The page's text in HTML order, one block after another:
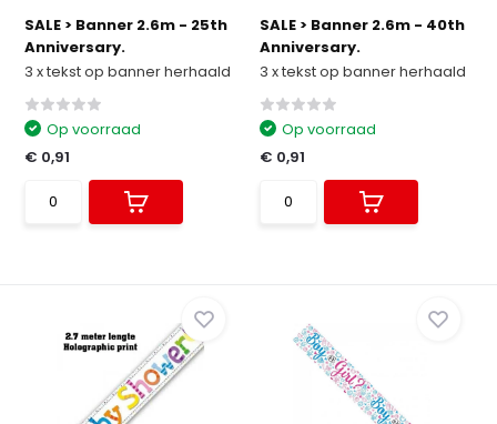
SALE > Banner 2.6m - 25th
Anniversary.
3 x tekst op banner herhaald
Op voorraad
€ 0,91
SALE > Banner 2.6m - 40th
Anniversary.
3 x tekst op banner herhaald
Op voorraad
€ 0,91